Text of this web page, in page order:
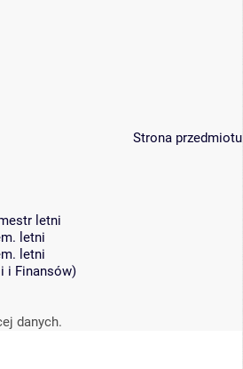
letni
letni
letni
i Finansów)
danych.
Strona przedmiotu